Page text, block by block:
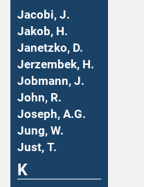
Jacobi, J.
Jakob, H.
Janetzko, D.
Jerzembek, H.
Jobmann, J.
John, R.
Joseph, A.G.
Jung, W.
Just, T.
K